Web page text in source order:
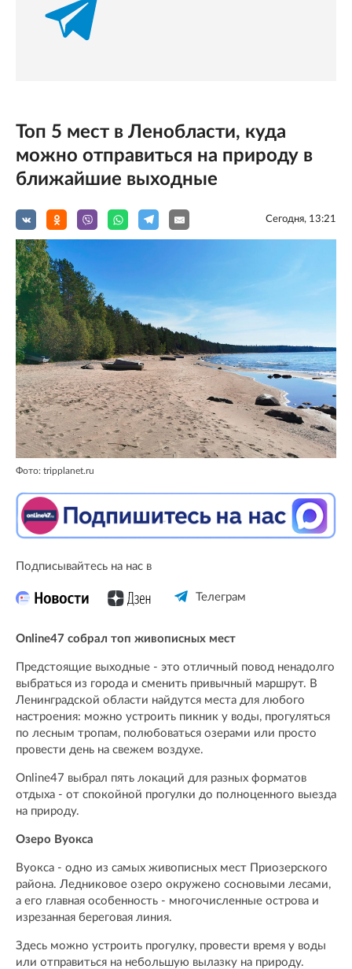
Топ 5 мест в Ленобласти, куда
можно отправиться на природу в
ближайшие выходные
Сегодня, 13:21
Фото: tripplanet.ru
Подписывайтесь на нас в
Телеграм
Online47 собрал топ живописных мест
Предстоящие выходные - это отличный повод ненадолго
выбраться из города и сменить привычный маршрут. В
Ленинградской области найдутся места для любого
настроения: можно устроить пикник у воды, прогуляться
по лесным тропам, полюбоваться озерами или просто
провести день на свежем воздухе.
Online47 выбрал пять локаций для разных форматов
отдыха - от спокойной прогулки до полноценного выезда
на природу.
Озеро Вуокса
Вуокса - одно из самых живописных мест Приозерского
района. Ледниковое озеро окружено сосновыми лесами,
а его главная особенность - многочисленные острова и
изрезанная береговая линия.
Здесь можно устроить прогулку, провести время у воды
или отправиться на небольшую вылазку на природу.